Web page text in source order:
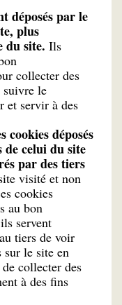
déposés par le
plus
du site. Ils
collecter des
suivre le
et servir à des
cookies déposés
de celui du site
par des tiers
visité et non
cookies
au bon
servent
tiers de voir
sur le site en
collecter des
à des fins